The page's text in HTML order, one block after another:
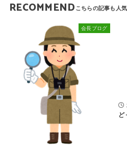
RECOMMEND
会長ブログ
ど